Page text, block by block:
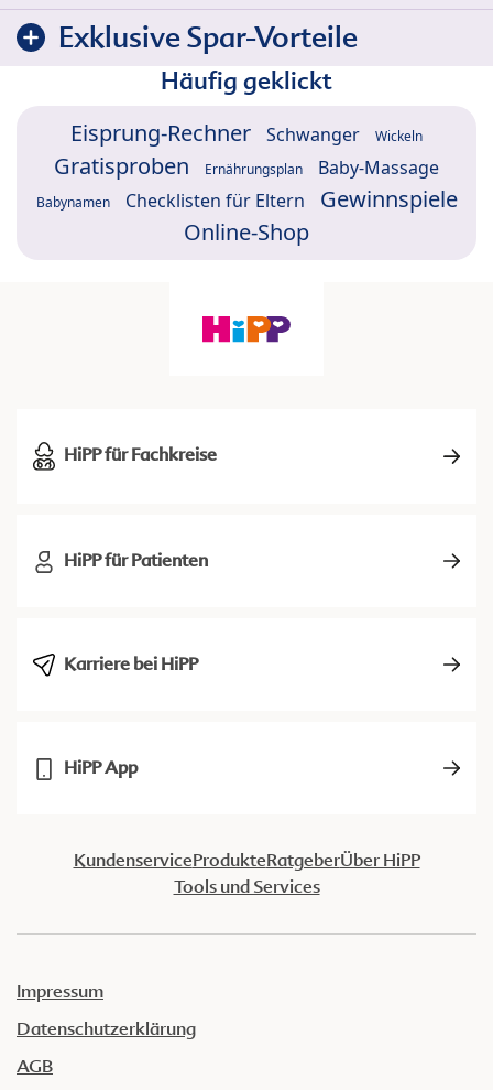
Exklusive Spar-Vorteile
Häufig geklickt
Eisprung-Rechner Schwanger Wickeln
Gratisproben Ernährungsplan Baby-Massage
Babynamen Checklisten für Eltern
Gewinnspiele
Online-Shop
HiPP für Fachkreise
HiPP für Patienten
Karriere bei HiPP
HiPP App
KundenserviceProdukteRatgeberÜber HiPP
Tools und Services
Impressum
Datenschutzerklärung
AGB